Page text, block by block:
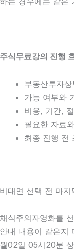
주식무료강의 진행
부동산투자
가능 여부와
비용, 기간,
필요한 자료
최종 진행 전
비대면 선택 전 마지
채식주의자영화를
안내 내용이 같은지
월02일 05시20분